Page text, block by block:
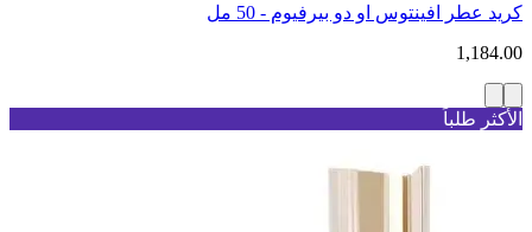
كريد عطر افينتوس او دو بيرفيوم - 50 مل
1,184.00
الأكثر طلباً